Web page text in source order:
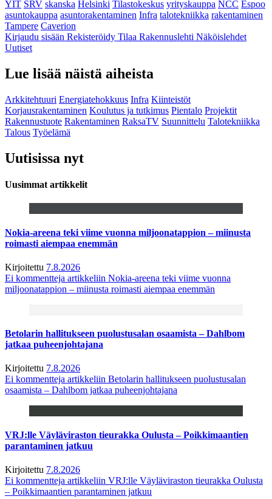
YIT SRV skanska Helsinki Tilastokeskus yrityskauppa NCC Espoo
asuntokauppa asuntorakentaminen Infra talotekniikka rakentaminen
Tampere Caverion
Kirjaudu sisään Rekisteröidy Tilaa Rakennuslehti Näköislehdet
Uutiset
Lue lisää näistä aiheista
Arkkitehtuuri Energiatehokkuus Infra Kiinteistöt
Korjausrakentaminen Koulutus ja tutkimus Pientalo Projektit
Rakennustuote Rakentaminen RaksaTV Suunnittelu Talotekniikka
Talous Työelämä
Uutisissa nyt
Uusimmat artikkelit
Nokia-areena teki viime vuonna miljoonatappion – miinusta
roimasti aiempaa enemmän
Kirjoitettu 7.8.2026
Ei kommentteja artikkeliin Nokia-areena teki viime vuonna
miljoonatappion – miinusta roimasti aiempaa enemmän
Betolarin hallitukseen puolustusalan osaamista – Dahlbom
jatkaa puheenjohtajana
Kirjoitettu 7.8.2026
Ei kommentteja artikkeliin Betolarin hallitukseen puolustusalan
osaamista – Dahlbom jatkaa puheenjohtajana
VRJ:lle Väyläviraston tieurakka Oulusta – Poikkimaantien
parantaminen jatkuu
Kirjoitettu 7.8.2026
Ei kommentteja artikkeliin VRJ:lle Väyläviraston tieurakka Oulusta
– Poikkimaantien parantaminen jatkuu